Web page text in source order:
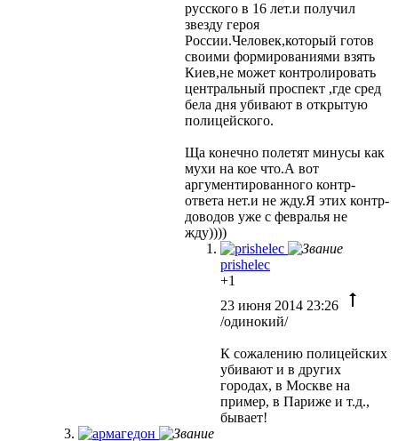
русского в 16 лет.и получил
звезду героя
России.Человек,который готов
своими формированиями взять
Киев,не может контролировать
центральный проспект ,где сред
бела дня убивают в открытую
полицейского.
Ща конечно полетят минусы как
мухи на кое что.А вот
аргументированного контр-
ответа нет.и не жду.Я этих контр-
доводов уже с февралья не
жду))))
prishelec
+1
23 июня 2014 23:26
/одинокий/
К сожалению полицейских
убивают и в других
городах, в Москве на
пример, в Париже и т.д.,
бывает!